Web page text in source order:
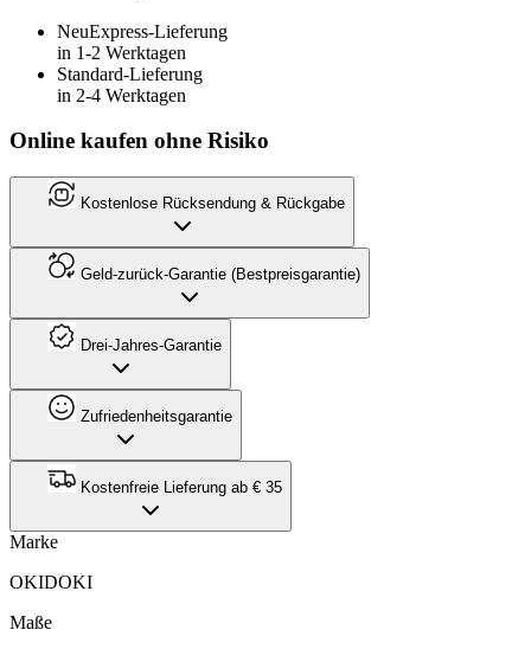
NeuExpress-Lieferung
in 1-2 Werktagen
Standard-Lieferung
in 2-4 Werktagen
Online kaufen ohne Risiko
Kostenlose Rücksendung & Rückgabe
Geld-zurück-Garantie (Bestpreisgarantie)
Drei-Jahres-Garantie
Zufriedenheitsgarantie
Kostenfreie Lieferung ab € 35
Marke
OKIDOKI
Maße